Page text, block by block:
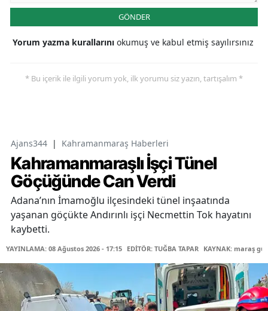
GÖNDER
Yorum yazma kurallarını okumuş ve kabul etmiş sayılırsınız
* Bu içerik ile ilgili yorum yok, ilk yorumu siz yazın, tartışalım *
Ajans344 | Kahramanmaraş Haberleri
Kahramanmaraşlı İşçi Tünel
Göçüğünde Can Verdi
Adana’nın İmamoğlu ilçesindeki tünel inşaatında
yaşanan göçükte Andırınlı işçi Necmettin Tok hayatını
kaybetti.
YAYINLAMA: 08 Ağustos 2026 - 17:15 EDİTÖR: TUĞBA TAPAR KAYNAK: maraş